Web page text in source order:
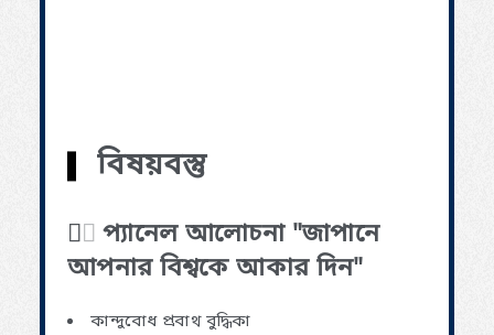
বিষয়বস্তু
প্যানেল আলোচনা "জাপানে
আপনার বিশ্বকে আকার দিন"
কান্দুবোধ প্রবাথ বুদ্ধিকা